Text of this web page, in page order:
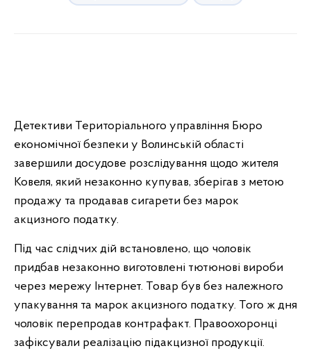
Детективи Територіального управління Бюро
економічної безпеки у Волинській області
завершили досудове розслідування щодо жителя
Ковеля, який незаконно купував, зберігав з метою
продажу та продавав сигарети без марок
акцизного податку.
Під час слідчих дій встановлено, що чоловік
придбав незаконно виготовлені тютюнові вироби
через мережу Інтернет. Товар був без належного
упакування та марок акцизного податку. Того ж дня
чоловік перепродав контрафакт. Правоохоронці
зафіксували реалізацію підакцизної продукції.